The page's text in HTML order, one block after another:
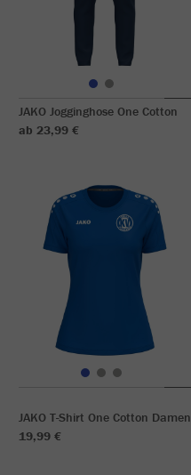
JAKO Jogginghose One Cotton
ab 23,99 €
JAKO T-Shirt One Cotton Damen
19,99 €